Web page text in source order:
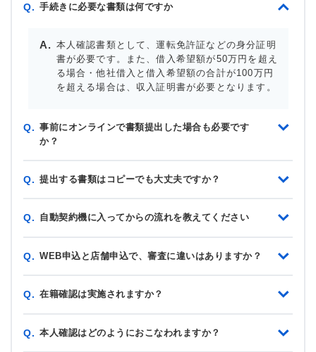
Q. 手続きに必要な書類は何ですか
本人確認書類として、運転免許証などの身分証明
書が必要です。また、借入希望額が50万円を超え
る場合・他社借入と借入希望額の合計が100万円
を超える場合は、収入証明書が必要となります。
Q. 事前にオンラインで書類提出した場合も必要です
か？
Q. 提出する書類はコピーでも大丈夫ですか？
Q. 自動契約機に入ってからの流れを教えてください
Q. WEB申込と店舗申込で、審査に違いはありますか？
Q. 在籍確認は実施されますか？
Q. 本人確認はどのようにおこなわれますか？